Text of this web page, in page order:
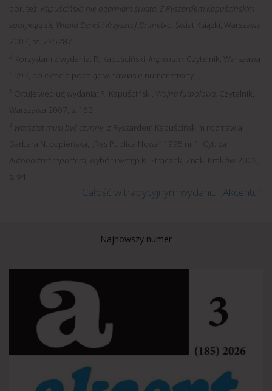
por. też:
Kapuściński: nie ogarniam świata. Z Ryszardem Kapuścińskim
spotykają się Witold Bereś i Krzysztof Brunetko . Świat Książki, Warszawa
2007, ss. 285­287.
Korzystam z wydania: R. Kapuściński, Imperium,
Czytelnik, Warszawa
1997, po cytacie podając w nawiasie numer strony.
Cytuję według wydania: R. Kapuściński, Wojna futbolowa,
Czytelnik,
Warszawa 2007, s. 163.
Warsztat musi być czynny
, z Ryszardem Kapuścińskim rozmawia
Barbara N. Łopieńska, „Res Publica Nowa” 1995 nr 1. Cyt. za
Autoportret reportera , wybór i wstęp K. Strączek, Znak, Kraków 2006,
s. 94
Całość w tradycyjnym wydaniu „Akcentu”.
Najnowszy numer